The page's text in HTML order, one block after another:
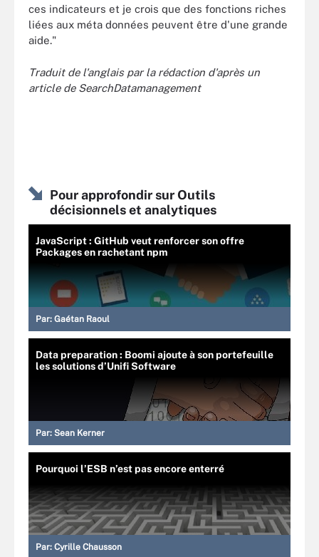
ces indicateurs et je crois que des fonctions riches
liées aux méta données peuvent être d'une grande
aide."
Traduit de l'anglais par la rédaction d'après un
article de SearchDatamanagement
Pour approfondir sur Outils
décisionnels et analytiques
JavaScript : GitHub veut renforcer son offre
Packages en rachetant npm
Par: Gaétan Raoul
Data preparation : Boomi ajoute à son portefeuille
les solutions d’Unifi Software
Par: Sean Kerner
Pourquoi l’ESB n’est pas encore enterré
Par: Cyrille Chausson